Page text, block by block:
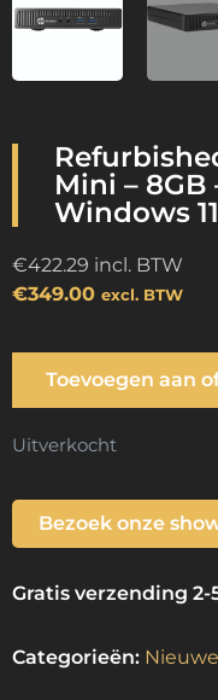
Mini – 8GB
Windows 11
€422.29 incl. BTW
€349.00 excl. BTW
Toevoegen aan
Uitverkocht
Bezoek onze
Gratis verzending
Categorieën: